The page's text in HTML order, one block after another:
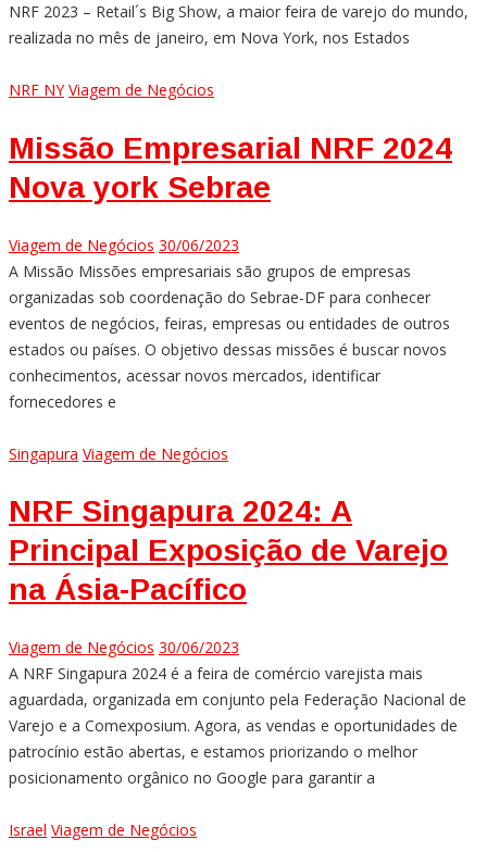
NRF 2023 – Retail´s Big Show, a maior feira de varejo do mundo,
realizada no mês de janeiro, em Nova York, nos Estados
NRF NY Viagem de Negócios
Missão Empresarial NRF 2024
Nova york Sebrae
Viagem de Negócios 30/06/2023
A Missão Missões empresariais são grupos de empresas
organizadas sob coordenação do Sebrae-DF para conhecer
eventos de negócios, feiras, empresas ou entidades de outros
estados ou países. O objetivo dessas missões é buscar novos
conhecimentos, acessar novos mercados, identificar
fornecedores e
Singapura Viagem de Negócios
NRF Singapura 2024: A
Principal Exposição de Varejo
na Ásia-Pacífico
Viagem de Negócios 30/06/2023
A NRF Singapura 2024 é a feira de comércio varejista mais
aguardada, organizada em conjunto pela Federação Nacional de
Varejo e a Comexposium. Agora, as vendas e oportunidades de
patrocínio estão abertas, e estamos priorizando o melhor
posicionamento orgânico no Google para garantir a
Israel Viagem de Negócios